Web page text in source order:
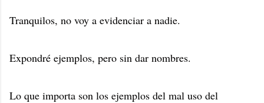
Tranquilos, no voy a evidenciar a nadie.
Expondré ejemplos, pero sin dar nombres.
Lo que importa son los ejemplos del mal uso del